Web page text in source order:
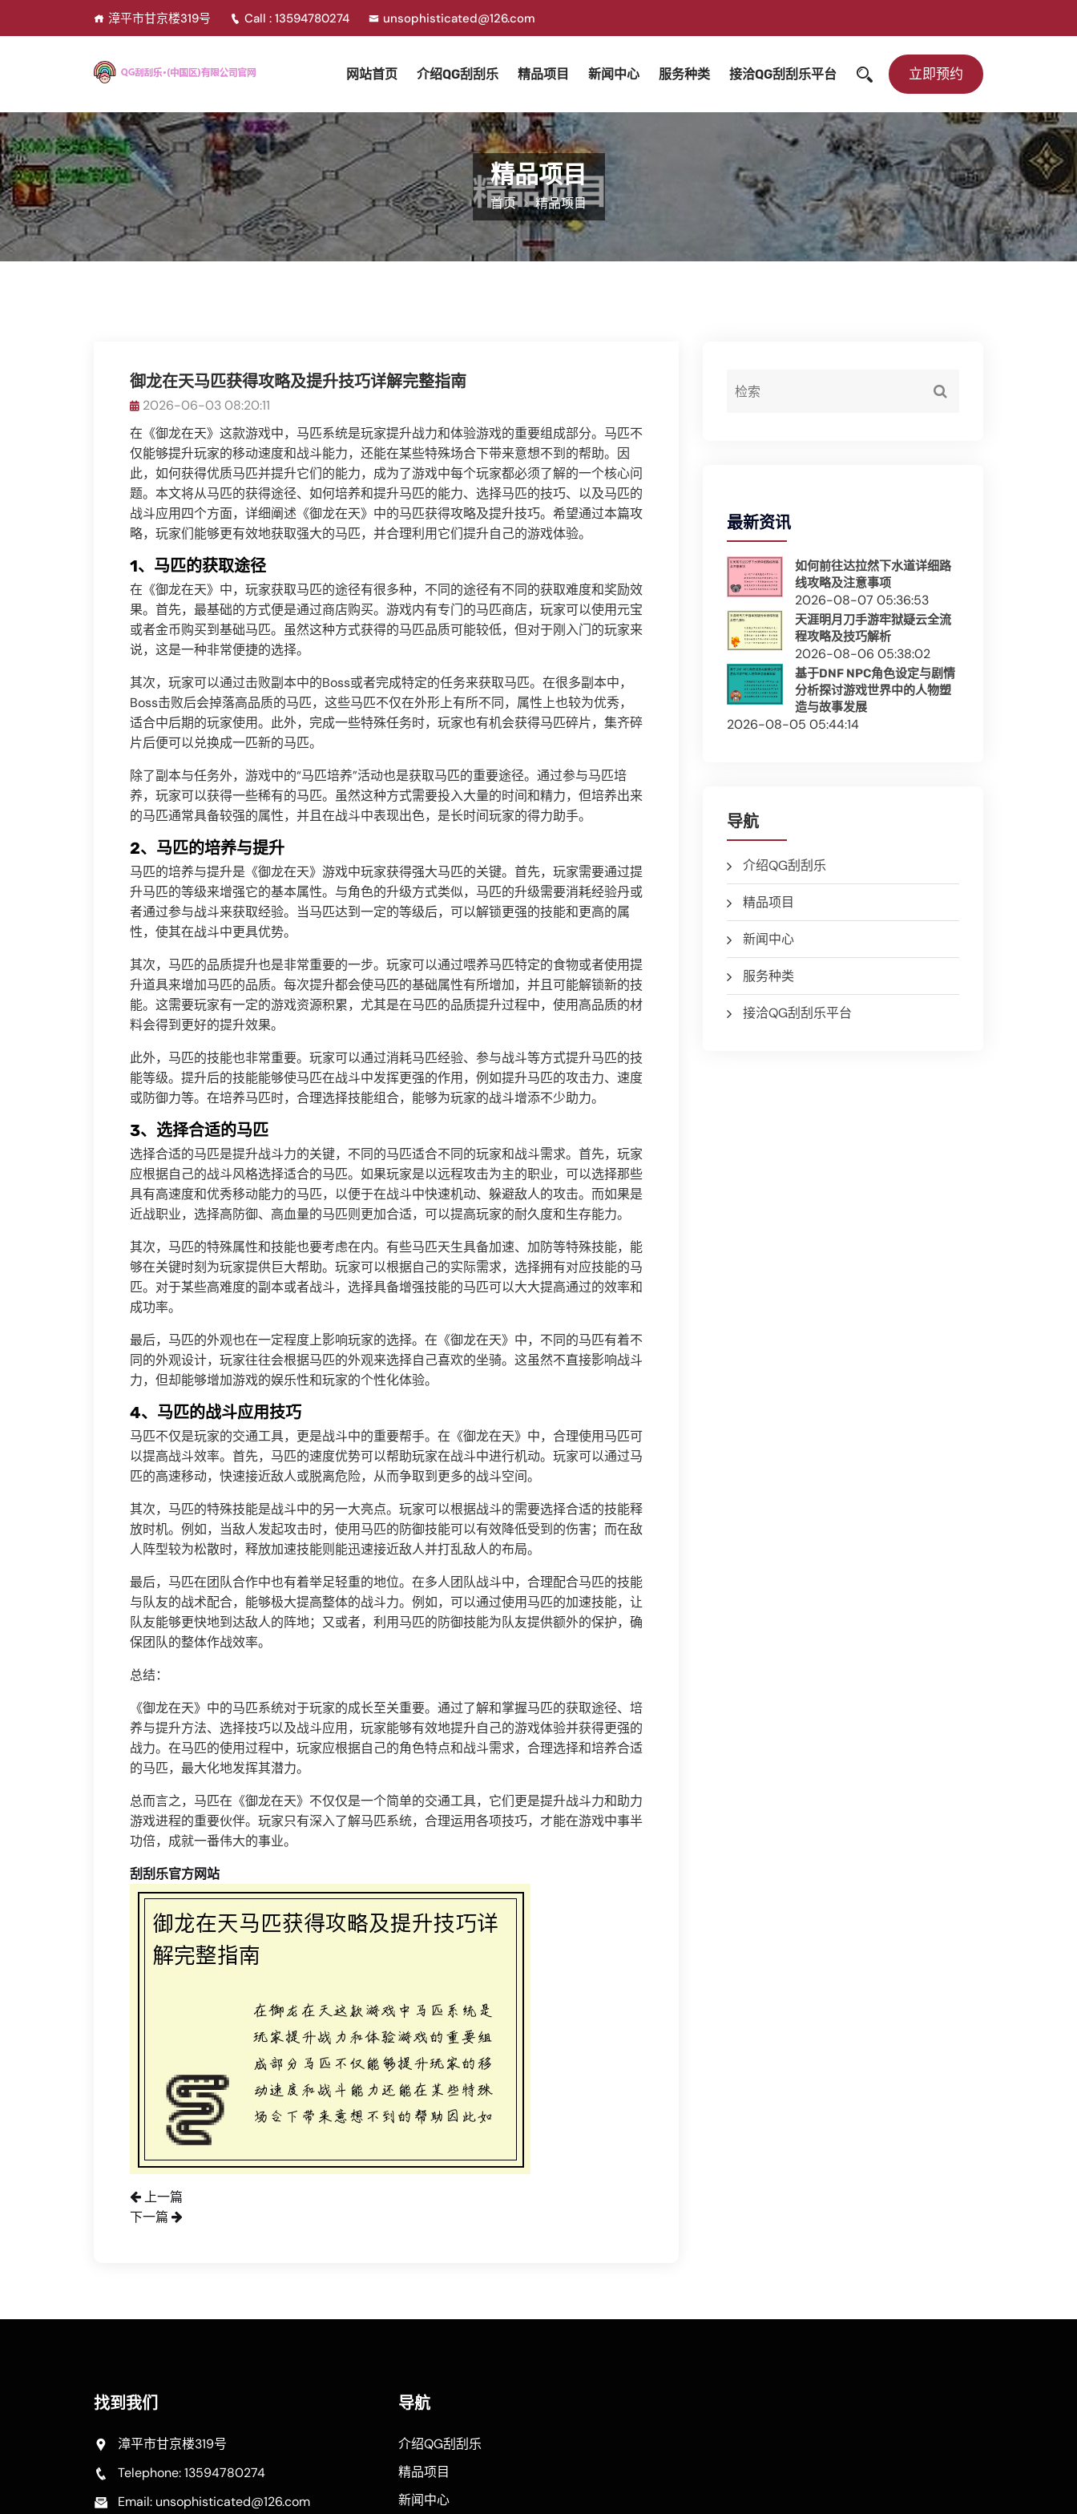
漳平市甘京楼319号 Call : 13594780274 unsophisticated@126.com
网站首页 介绍QG刮刮乐 精品项目 新闻中心 服务种类 接洽QG刮刮乐平台 立即预约
精品项目
首页 精品项目
御龙在天马匹获得攻略及提升技巧详解完整指南
2026-06-03 08:20:11
在《御龙在天》这款游戏中，马匹系统是玩家提升战力和体验游戏的重要组成部分。马匹不
仅能够提升玩家的移动速度和战斗能力，还能在某些特殊场合下带来意想不到的帮助。因
此，如何获得优质马匹并提升它们的能力，成为了游戏中每个玩家都必须了解的一个核心问
题。本文将从马匹的获得途径、如何培养和提升马匹的能力、选择马匹的技巧、以及马匹的
战斗应用四个方面，详细阐述《御龙在天》中的马匹获得攻略及提升技巧。希望通过本篇攻
略，玩家们能够更有效地获取强大的马匹，并合理利用它们提升自己的游戏体验。
1、马匹的获取途径
在《御龙在天》中，玩家获取马匹的途径有很多种，不同的途径有不同的获取难度和奖励效
果。首先，最基础的方式便是通过商店购买。游戏内有专门的马匹商店，玩家可以使用元宝
或者金币购买到基础马匹。虽然这种方式获得的马匹品质可能较低，但对于刚入门的玩家来
说，这是一种非常便捷的选择。
其次，玩家可以通过击败副本中的Boss或者完成特定的任务来获取马匹。在很多副本中，
Boss击败后会掉落高品质的马匹，这些马匹不仅在外形上有所不同，属性上也较为优秀，
适合中后期的玩家使用。此外，完成一些特殊任务时，玩家也有机会获得马匹碎片，集齐碎
片后便可以兑换成一匹新的马匹。
除了副本与任务外，游戏中的“马匹培养”活动也是获取马匹的重要途径。通过参与马匹培
养，玩家可以获得一些稀有的马匹。虽然这种方式需要投入大量的时间和精力，但培养出来
的马匹通常具备较强的属性，并且在战斗中表现出色，是长时间玩家的得力助手。
2、马匹的培养与提升
马匹的培养与提升是《御龙在天》游戏中玩家获得强大马匹的关键。首先，玩家需要通过提
升马匹的等级来增强它的基本属性。与角色的升级方式类似，马匹的升级需要消耗经验丹或
者通过参与战斗来获取经验。当马匹达到一定的等级后，可以解锁更强的技能和更高的属
性，使其在战斗中更具优势。
其次，马匹的品质提升也是非常重要的一步。玩家可以通过喂养马匹特定的食物或者使用提
升道具来增加马匹的品质。每次提升都会使马匹的基础属性有所增加，并且可能解锁新的技
能。这需要玩家有一定的游戏资源积累，尤其是在马匹的品质提升过程中，使用高品质的材
料会得到更好的提升效果。
此外，马匹的技能也非常重要。玩家可以通过消耗马匹经验、参与战斗等方式提升马匹的技
能等级。提升后的技能能够使马匹在战斗中发挥更强的作用，例如提升马匹的攻击力、速度
或防御力等。在培养马匹时，合理选择技能组合，能够为玩家的战斗增添不少助力。
3、选择合适的马匹
选择合适的马匹是提升战斗力的关键，不同的马匹适合不同的玩家和战斗需求。首先，玩家
应根据自己的战斗风格选择适合的马匹。如果玩家是以远程攻击为主的职业，可以选择那些
具有高速度和优秀移动能力的马匹，以便于在战斗中快速机动、躲避敌人的攻击。而如果是
近战职业，选择高防御、高血量的马匹则更加合适，可以提高玩家的耐久度和生存能力。
其次，马匹的特殊属性和技能也要考虑在内。有些马匹天生具备加速、加防等特殊技能，能
够在关键时刻为玩家提供巨大帮助。玩家可以根据自己的实际需求，选择拥有对应技能的马
匹。对于某些高难度的副本或者战斗，选择具备增强技能的马匹可以大大提高通过的效率和
成功率。
最后，马匹的外观也在一定程度上影响玩家的选择。在《御龙在天》中，不同的马匹有着不
同的外观设计，玩家往往会根据马匹的外观来选择自己喜欢的坐骑。这虽然不直接影响战斗
力，但却能够增加游戏的娱乐性和玩家的个性化体验。
4、马匹的战斗应用技巧
马匹不仅是玩家的交通工具，更是战斗中的重要帮手。在《御龙在天》中，合理使用马匹可
以提高战斗效率。首先，马匹的速度优势可以帮助玩家在战斗中进行机动。玩家可以通过马
匹的高速移动，快速接近敌人或脱离危险，从而争取到更多的战斗空间。
其次，马匹的特殊技能是战斗中的另一大亮点。玩家可以根据战斗的需要选择合适的技能释
放时机。例如，当敌人发起攻击时，使用马匹的防御技能可以有效降低受到的伤害；而在敌
人阵型较为松散时，释放加速技能则能迅速接近敌人并打乱敌人的布局。
最后，马匹在团队合作中也有着举足轻重的地位。在多人团队战斗中，合理配合马匹的技能
与队友的战术配合，能够极大提高整体的战斗力。例如，可以通过使用马匹的加速技能，让
队友能够更快地到达敌人的阵地；又或者，利用马匹的防御技能为队友提供额外的保护，确
保团队的整体作战效率。
总结：
《御龙在天》中的马匹系统对于玩家的成长至关重要。通过了解和掌握马匹的获取途径、培
养与提升方法、选择技巧以及战斗应用，玩家能够有效地提升自己的游戏体验并获得更强的
战力。在马匹的使用过程中，玩家应根据自己的角色特点和战斗需求，合理选择和培养合适
的马匹，最大化地发挥其潜力。
总而言之，马匹在《御龙在天》不仅仅是一个简单的交通工具，它们更是提升战斗力和助力
游戏进程的重要伙伴。玩家只有深入了解马匹系统，合理运用各项技巧，才能在游戏中事半
功倍，成就一番伟大的事业。
刮刮乐官方网站
上一篇
下一篇
最新资讯
如何前往达拉然下水道详细路
线攻略及注意事项
2026-08-07 05:36:53
天涯明月刀手游牢狱疑云全流
程攻略及技巧解析
2026-08-06 05:38:02
基于DNF NPC角色设定与剧情
分析探讨游戏世界中的人物塑
造与故事发展
2026-08-05 05:44:14
导航
介绍QG刮刮乐
精品项目
新闻中心
服务种类
接洽QG刮刮乐平台
找到我们
漳平市甘京楼319号
Telephone: 13594780274
Email: unsophisticated@126.com
导航
介绍QG刮刮乐
精品项目
新闻中心